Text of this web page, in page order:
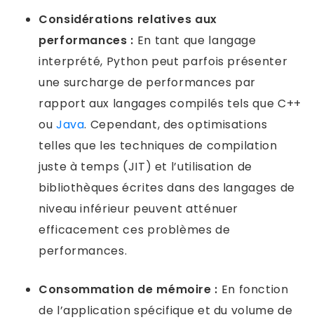
Considérations relatives aux
performances : En tant que langage
interprété, Python peut parfois présenter
une surcharge de performances par
rapport aux langages compilés tels que C++
ou Java. Cependant, des optimisations
telles que les techniques de compilation
juste à temps (JIT) et l’utilisation de
bibliothèques écrites dans des langages de
niveau inférieur peuvent atténuer
efficacement ces problèmes de
performances.
Consommation de mémoire : En fonction
de l’application spécifique et du volume de